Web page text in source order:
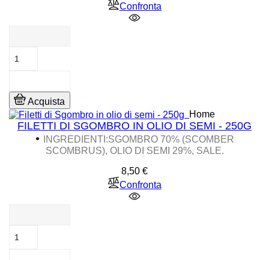
Confronta
Acquista
Home
FILETTI DI SGOMBRO IN OLIO DI SEMI - 250G
•
INGREDIENTI:SGOMBRO 70% (SCOMBER
SCOMBRUS), OLIO DI SEMI 29%, SALE.
8,50 €Prezzo
Confronta